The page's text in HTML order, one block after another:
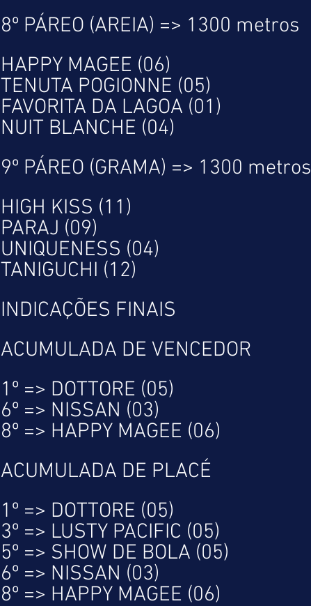
8º PÁREO (AREIA) => 1300 metros
HAPPY MAGEE (06)
TENUTA POGIONNE (05)
FAVORITA DA LAGOA (01)
NUIT BLANCHE (04)
9º PÁREO (GRAMA) => 1300 metros
HIGH KISS (11)
PARAJ (09)
UNIQUENESS (04)
TANIGUCHI (12)
INDICAÇÕES FINAIS
ACUMULADA DE VENCEDOR
1º => DOTTORE (05)
6º => NISSAN (03)
8º => HAPPY MAGEE (06)
ACUMULADA DE PLACÉ
1º => DOTTORE (05)
3º => LUSTY PACIFIC (05)
5º => SHOW DE BOLA (05)
6º => NISSAN (03)
8º => HAPPY MAGEE (06)